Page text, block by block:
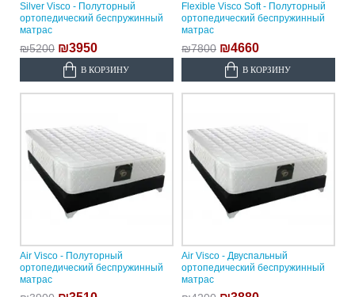
Silver Visco - Полуторный
ортопедический беспружинный
матрас
₪5200 ₪3950
В КОРЗИНУ
Flexible Visco Soft - Полуторный
ортопедический беспружинный
матрас
₪7800 ₪4660
В КОРЗИНУ
Air Visco - Полуторный
ортопедический беспружинный
матрас
Air Visco - Двуспальный
ортопедический беспружинный
матрас